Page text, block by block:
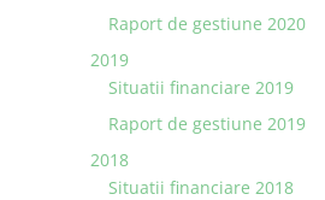
Raport de gestiune 2020
2019
Situatii financiare 2019
Raport de gestiune 2019
2018
Situatii financiare 2018